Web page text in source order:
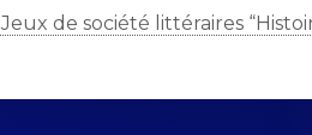
Jeux de société littéraires